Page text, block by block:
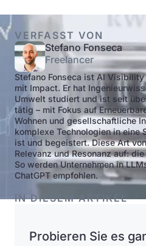
VERFASST VON
Stefano Fonseca
Freelancer
Stefano Fonseca ist AI
mit Impact. Er hat
Umwelt studiert und ist seit
tätig – mit Fokus auf
Wohnen und gesellschaftliche
komplexe Technologien in eine
ist und begeistert. Diese Art
Relevanz und Resonanz auf:
So werden Unternehmen in
ChatGPT empfohlen.
IN DIESEM ARTIKEL
Probieren Sie es